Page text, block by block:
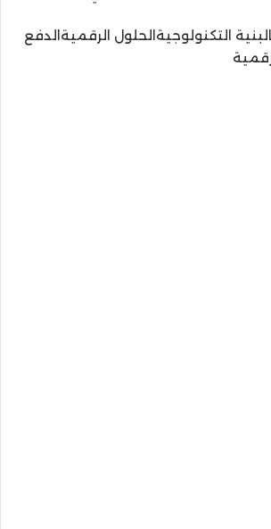
التكنولوجيةالحلول الرقميةالدفع